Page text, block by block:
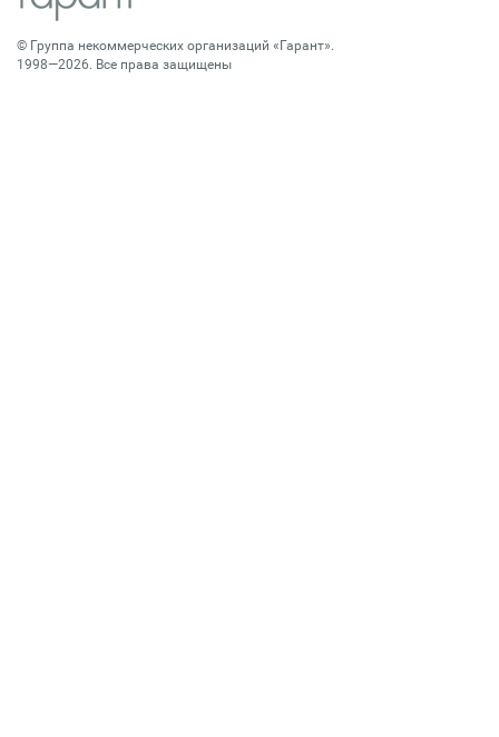
© Группа некоммерческих организаций «Гарант».
1998—2026. Все права защищены